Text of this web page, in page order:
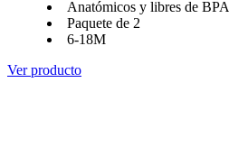
Anatómicos y libres de BPA
Paquete de 2
6-18M
Ver producto